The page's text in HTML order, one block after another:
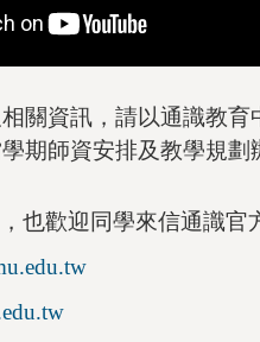
關資訊，請以通識教育
期師資安排及教學規劃
也歡迎同學來信通識官